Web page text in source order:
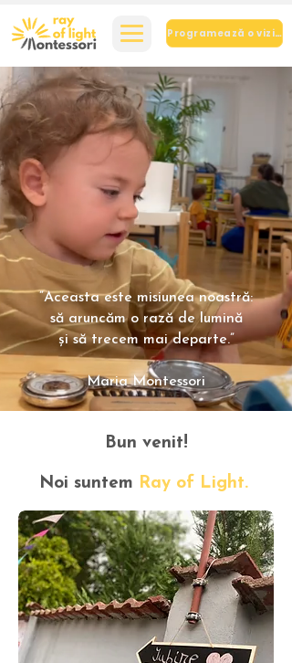
Programează o vizită
”Aceasta este misiunea noastră:
să aruncăm o rază de lumină
și să trecem mai departe.”
Maria Montessori
Bun venit!
Noi suntem Ray of Light.